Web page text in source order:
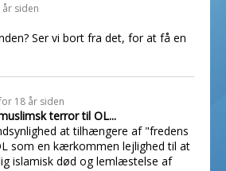
siden
Ser vi bort fra det, for at få en
18 år siden
terror til OL...
at tilhængere af "fredens
som en kærkommen lejlighed til at
islamisk død og lemlæstelse af